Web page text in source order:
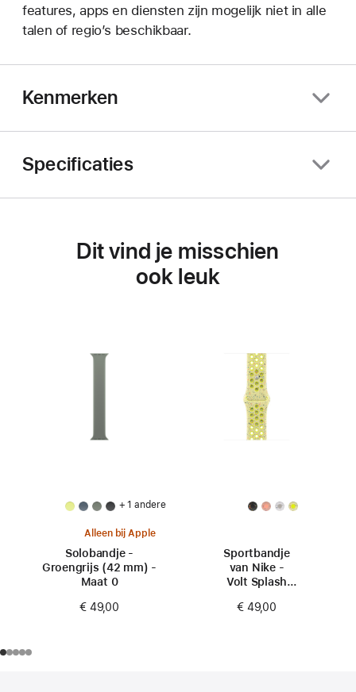
features, apps en diensten zijn mogelijk niet in alle
talen of regio’s beschikbaar.
Kenmerken
Specificaties
Dit vind je misschien
ook leuk
+ 1 andere
Alleen bij Apple
Solobandje -
Groengrijs (42 mm) -
Maat 0
€ 49,00
Sportbandje
van Nike -
Volt Splash
€ 49,00